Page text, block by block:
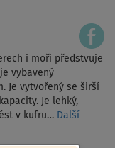
i moři předstvuje
vybavený
Je vytvořený se širší
Je lehký,
v kufru… Další